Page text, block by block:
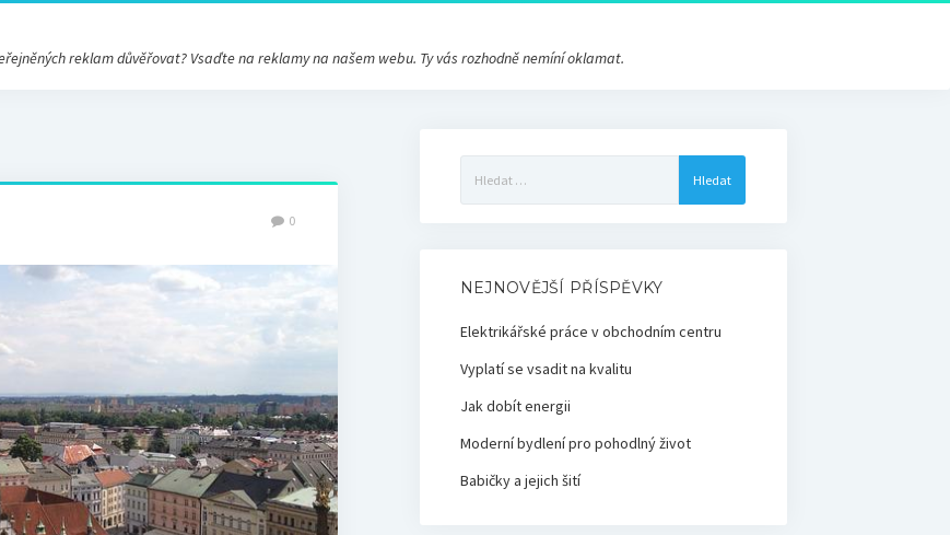
reklam důvěřovat? Vsaďte na reklamy na našem webu. Ty vás rozhodně nemíní oklamat.
0
NEJNOVĚJŠÍ PŘÍSPĚVKY
Elektrikářské práce v obchodním centru
Vyplatí se vsadit na kvalitu
Jak dobít energii
Moderní bydlení pro pohodlný život
Babičky a jejich šití